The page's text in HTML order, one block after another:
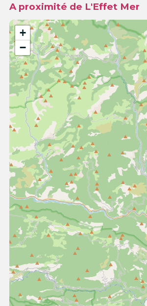
A proximité de L'Effet Mer
+
−